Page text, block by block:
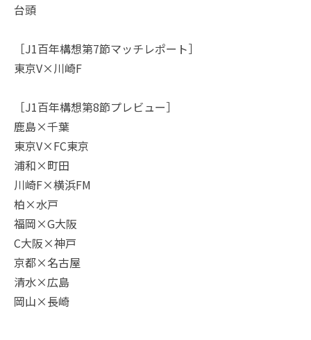
台頭
［J1百年構想第7節マッチレポート］
東京V×川崎F
［J1百年構想第8節プレビュー］
鹿島×千葉
東京V×FC東京
浦和×町田
川崎F×横浜FM
柏×水戸
福岡×G大阪
C大阪×神戸
京都×名古屋
清水×広島
岡山×長崎